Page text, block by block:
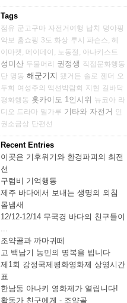
Tags
점유 군고구마 자전거여행 납치
덩야핑
악보 홈쇼핑 3도 화상 루시 파슨스, 헤
이마켓, 메이데이, 노동절, 아나키스트
성미산 두물머리 권정생 직접문화행동
단 명동 해군기지 됐거든 솔로 젠더
오
두희
여성주의 액션박람회 지현 길바닥
평화행동 홋카이도 1인시위 뉴코아
라
디오 드라마
밀가루 기타와 자전거 인
권소금상 단편선
Recent Entries
이곳은 기후위기와 환경파괴의 최전
선
구럼비 기억행동
제주 바다에서 보내는 생명의 외침
몸냄새
12/12-12/14 무국경 바다의 친구들이
...
조약골과 까마귀떼
고 백남기 농민의 명복을 빕니다
제1회 강정국제평화영화제 상영시간
표
한남동 아나키 영화제가 열립니다!
활동가 친구에게 - 조약골